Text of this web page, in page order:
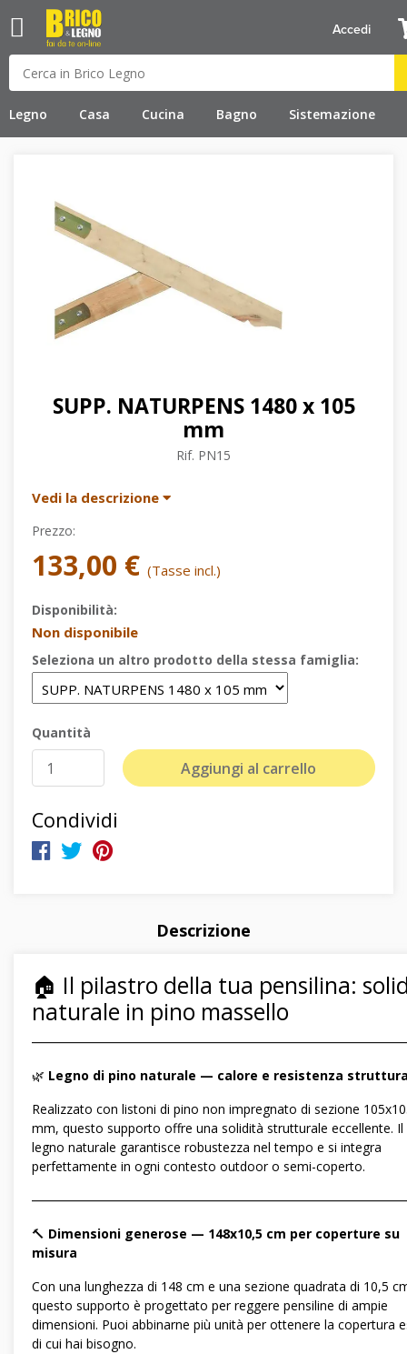
Legno Casa Cucina Bagno Sistemazione
Accedi
SUPP. NATURPENS 1480 x 105
mm
Rif. PN15
Vedi la descrizione
Prezzo:
133,00 € (Tasse incl.)
Disponibilità:
Non disponibile
Seleziona un altro prodotto della stessa famiglia:
Quantità
Aggiungi al carrello
Condividi
Descrizione
🏠 Il pilastro della tua pensilina:
naturale in pino massello
🌿 Legno di pino naturale — calore e resistenza
Realizzato con listoni di pino non impregnato di sezione
mm, questo supporto offre una solidità strutturale eccellente. Il
legno naturale garantisce robustezza nel tempo e si integra
perfettamente in ogni contesto outdoor o semi-coperto.
🔨 Dimensioni generose — 148x10,5 cm per coperture su
misura
Con una lunghezza di 148 cm e una sezione quadrata di 10,5
questo supporto è progettato per reggere pensiline di ampie
dimensioni. Puoi abbinarne più unità per ottenere la copertura
di cui hai bisogno.